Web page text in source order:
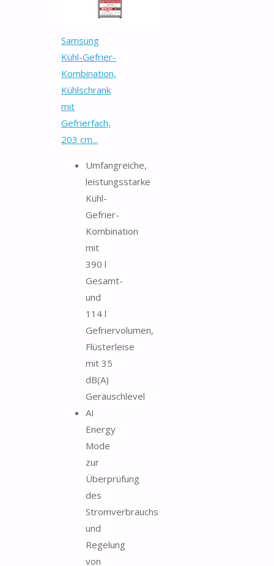
Samsung
Kühl-Gefrier-
Kombination,
Kühlschrank
mit
Gefrierfach,
203 cm...
Umfangreiche,
leistungsstarke
Kühl-
Gefrier-
Kombination
mit
390 l
Gesamt-
und
114 l
Gefriervolumen,
Flüsterleise
mit 35
dB(A)
Geräuschlevel
AI
Energy
Mode
zur
Überprüfung
des
Stromverbrauchs
und
Regelung
von